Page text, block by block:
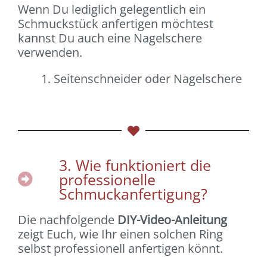
Wenn Du lediglich gelegentlich ein
Schmuckstück anfertigen möchtest
kannst Du auch eine Nagelschere
verwenden.
Seitenschneider oder Nagelschere
3. Wie funktioniert die
professionelle
Schmuckanfertigung?
Die nachfolgende DIY-Video-Anleitung
zeigt Euch, wie Ihr einen solchen Ring
selbst professionell anfertigen könnt.